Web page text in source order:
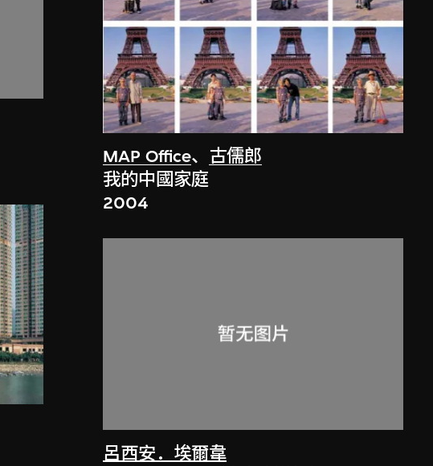
MAP Office、 古儒郎
我的中國家庭
2004
呂西安．埃爾韋